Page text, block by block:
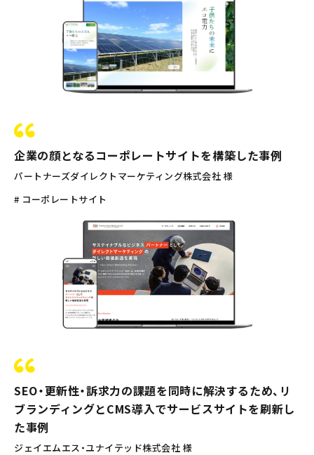
企業の顔となるコーポレートサイトを構築した事例
パートナーズダイレクトマーケティング株式会社 様
# コーポレートサイト
SEO・更新性・訴求力の課題を同時に解決するため、リ
ブランディングとCMS導入でサービスサイトを刷新し
た事例
ジェイエムエス・ユナイテッド株式会社 様